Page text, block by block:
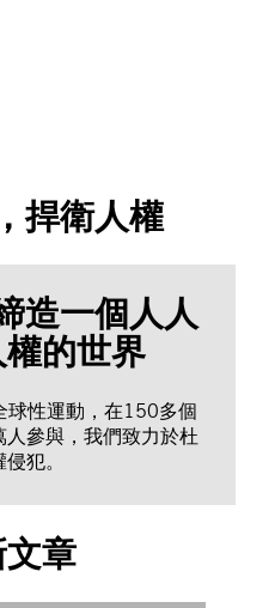
捍衛人權
造一個人人
的世界
球性運動，在150多個
參與，我們致力於杜
犯。
章